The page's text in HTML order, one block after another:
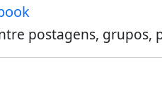
postagens, grupos,